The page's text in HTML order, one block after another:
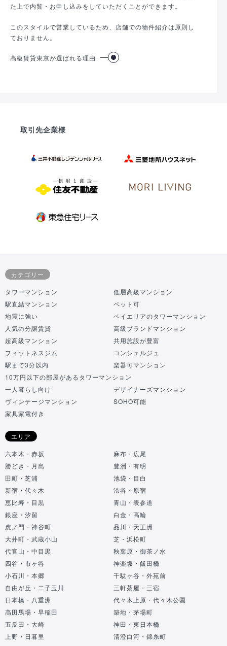
た上で内覧・お申し込みをしていただくことができます。
このスタイルで営業しているため、店舗での物件紹介は原則し
ておりません。
高級賃貸東京が選ばれる理由
取引先企業様
カテゴリー
タワーマンション
低層高級マンション
駅直結マンション
ペット可
地震に強い
ベイエリアのタワーマンション
人気の分譲賃貸
高級ブランドマンション
超高級マンション
共用施設が豊富
フィットネスジム
コンシェルジュ
駅まで3分以内
楽器可マンション
10万円以下の部屋があるタワーマンション
一人暮らし向け
デザイナーズマンション
ヴィンテージマンション
SOHO可能
家具家電付き
エリア
六本木・赤坂
麻布・広尾
勝どき・月島
豊洲・有明
田町・芝浦
池袋・目白
新宿・代々木
渋谷・原宿
恵比寿・目黒
青山・表参道
銀座・汐留
白金・高輪
虎ノ門・神谷町
品川・天王洲
大井町・武蔵小山
芝・浜松町
代官山・中目黒
秋葉原・御茶ノ水
四谷・市ヶ谷
神楽坂・飯田橋
小石川・本郷
千駄ヶ谷・外苑前
自由が丘・二子玉川
三軒茶屋・三宿
日本橋・八重洲
代々木上原・代々木公園
高田馬場・早稲田
築地・茅場町
五反田・大崎
神田・東日本橋
上野・日暮里
清澄白河・錦糸町